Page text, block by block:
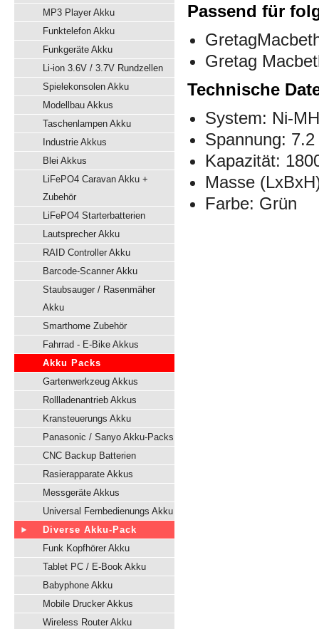
MP3 Player Akku
Funktelefon Akku
Funkgeräte Akku
Li-ion 3.6V / 3.7V Rundzellen
Spielekonsolen Akku
Modellbau Akkus
Taschenlampen Akku
Industrie Akkus
Blei Akkus
LiFePO4 Caravan Akku +
Zubehör
LiFePO4 Starterbatterien
Lautsprecher Akku
RAID Controller Akku
Barcode-Scanner Akku
Staubsauger / Rasenmäher
Akku
Smarthome Zubehör
Fahrrad - E-Bike Akkus
Akku Packs
Gartenwerkzeug Akkus
Rollladenantrieb Akkus
Kransteuerungs Akku
Panasonic / Sanyo Akku-Packs
CNC Backup Batterien
Rasierapparate Akkus
Messgeräte Akkus
Universal Fernbedienungs Akku
Diverse Akku-Pack
Funk Kopfhörer Akku
Tablet PC / E-Book Akku
Babyphone Akku
Mobile Drucker Akkus
Wireless Router Akku
Passend für
Gretag
Technische
System: Ni-
Spannung: 7.2
Kapazität:
Masse
Farbe: Grün